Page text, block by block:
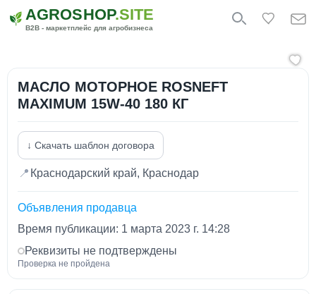
AGROSHOP.SITE
B2B - маркетплейс для агробизнеса
МАСЛО МОТОРНОЕ ROSNEFT
MAXIMUM 15W-40 180 КГ
↓ Скачать шаблон договора
📍 Краснодарский край, Краснодар
Объявления продавца
Время публикации: 1 марта 2023 г. 14:28
Реквизиты не подтверждены
Проверка не пройдена